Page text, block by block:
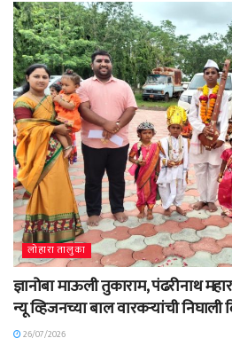
लोहारा तालुका
ज्ञानोबा माऊली तुकाराम, पंढरीनाथ
न्यू व्हिजनच्या बाल वारकऱ्यांची निघाली
26/07/2026